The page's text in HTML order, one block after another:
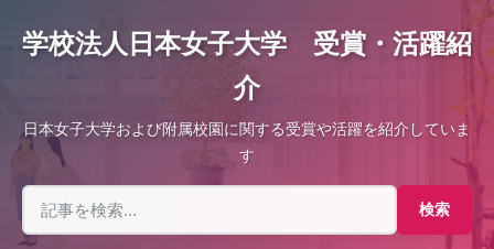
学校法人日本女子大学 受賞・活躍紹
介
日本女子大学および附属校園に関する受賞や活躍を紹介していま
す